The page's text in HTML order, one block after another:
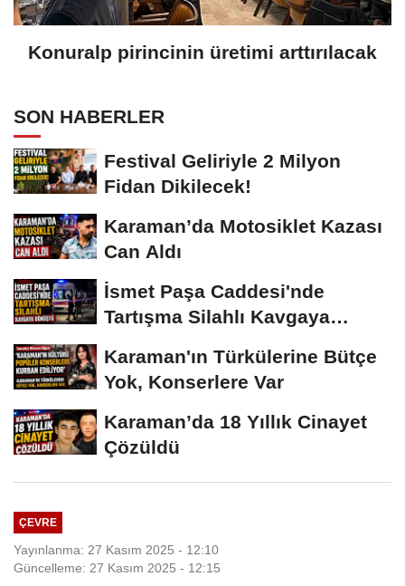
Konuralp pirincinin üretimi arttırılacak
SON HABERLER
Festival Geliriyle 2 Milyon
Fidan Dikilecek!
Karaman’da Motosiklet Kazası
Can Aldı
İsmet Paşa Caddesi'nde
Tartışma Silahlı Kavgaya
Karaman'ın Türkülerine Bütçe
Yok, Konserlere Var
Karaman’da 18 Yıllık Cinayet
Çözüldü
ÇEVRE
Yayınlanma: 27 Kasım 2025 - 12:10
Güncelleme: 27 Kasım 2025 - 12:15